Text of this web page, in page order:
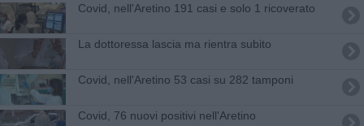
Covid, nell'Aretino 191 casi e solo 1 ricoverato
La dottoressa lascia ma rientra subito
Covid, nell'Aretino 53 casi su 282 tamponi
Covid, 76 nuovi positivi nell'Aretino